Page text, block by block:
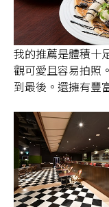
我的推薦是體積十
觀可愛且容易拍照
到最後。還擁有豐